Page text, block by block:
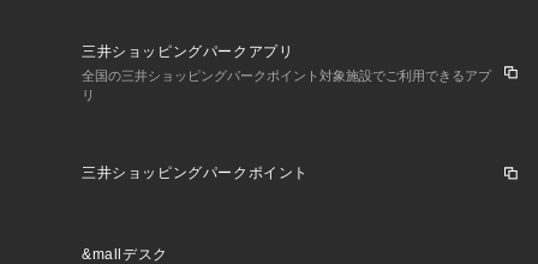
三井ショッピングパークアプリ
全国の三井ショッピングパークポイント対象施設でご利用できるアプ
リ
三井ショッピングパークポイント
&mallデスク